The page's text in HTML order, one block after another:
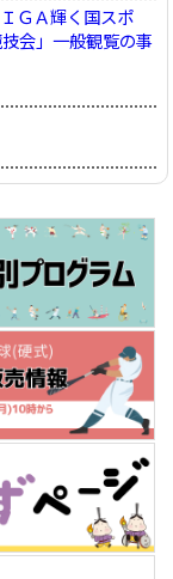
ＧＡ輝く国スポ
会」一般観覧の事